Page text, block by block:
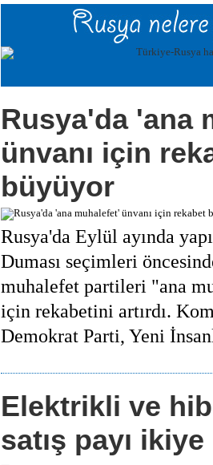
Rusya'da 'ana
ünvanı için
büyüyor
Rusya'da Eylül ayında
Duması seçimleri
muhalefet partileri "ana
için rekabetini artırdı.
Demokrat Parti, Yeni
Elektrikli ve
satış payı